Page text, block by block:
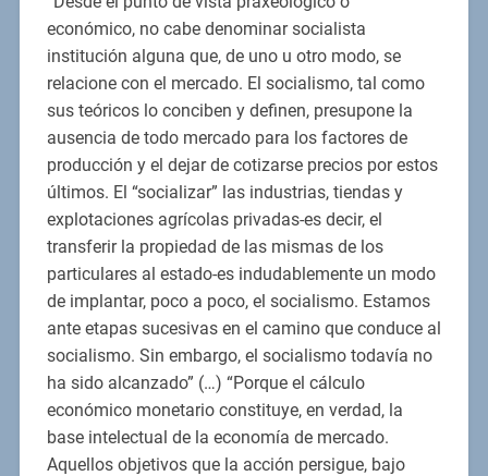
económico, no cabe denominar socialista
institución alguna que, de uno u otro modo, se
relacione con el mercado. El socialismo, tal como
sus teóricos lo conciben y definen, presupone la
ausencia de todo mercado para los factores de
producción y el dejar de cotizarse precios por estos
últimos. El “socializar” las industrias, tiendas y
explotaciones agrícolas privadas-es decir, el
transferir la propiedad de las mismas de los
particulares al estado-es indudablemente un modo
de implantar, poco a poco, el socialismo. Estamos
ante etapas sucesivas en el camino que conduce al
socialismo. Sin embargo, el socialismo todavía no
ha sido alcanzado” (…) “Porque el cálculo
económico monetario constituye, en verdad, la
base intelectual de la economía de mercado.
Aquellos objetivos que la acción persigue, bajo